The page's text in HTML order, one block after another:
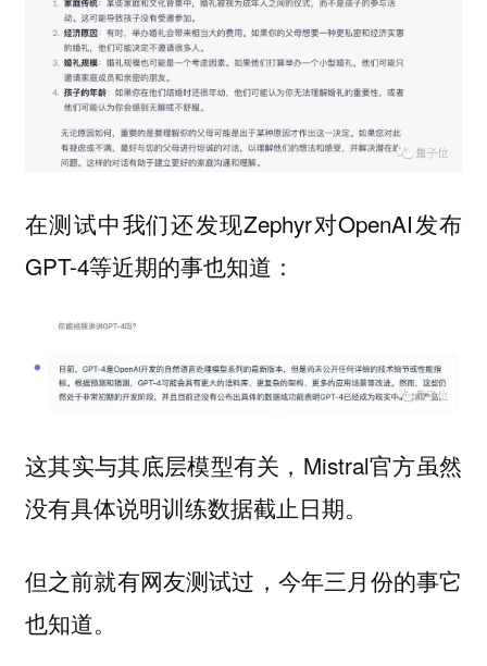
在测试中我们还发现Zephyr对OpenAI发布
GPT-4等近期的事也知道：
这其实与其底层模型有关，Mistral官方虽然
没有具体说明训练数据截止日期。
但之前就有网友测试过，今年三月份的事它
也知道。